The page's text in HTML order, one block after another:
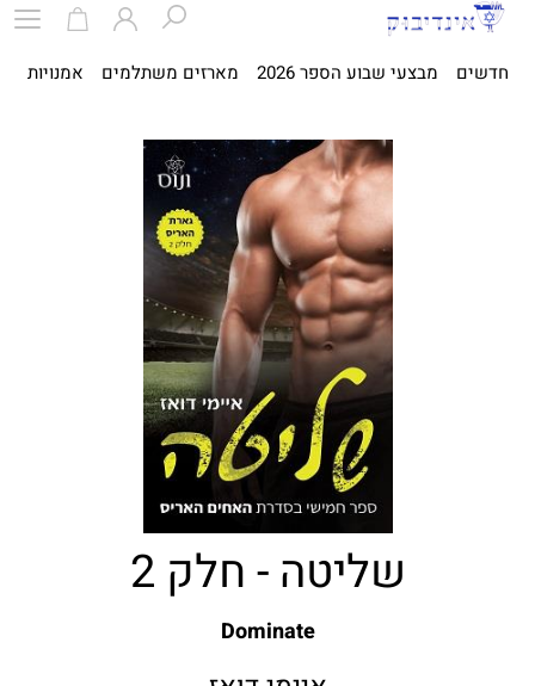
חדשים מבצעי שבוע הספר 2026 מארזים משתלמים אמנויות
שליטה - חלק 2
Dominate